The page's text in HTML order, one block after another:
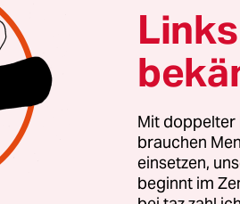
überfährt. Die Szene
weißrussischen
vom Minsker
noch den Tod des
Netzwerken zeigten
Gesichtern, die zum
die sich
Mit doppelter
brauchen
einsetzen,
beginnt im